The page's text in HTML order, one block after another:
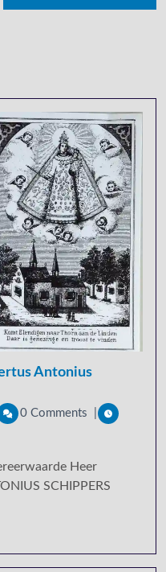
Antonius
0 Comments
Heer
SCHIPPERS